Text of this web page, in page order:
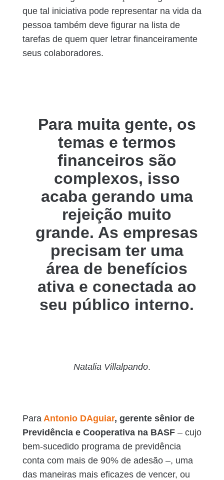
que tal iniciativa pode representar na vida da
pessoa também deve figurar na lista de
tarefas de quem quer letrar financeiramente
seus colaboradores.
Para muita gente, os
temas e termos
financeiros são
complexos, isso
acaba gerando uma
rejeição muito
grande. As empresas
precisam ter uma
área de benefícios
ativa e conectada ao
seu público interno.
Natalia Villalpando.
Para Antonio DAguiar, gerente sênior de
Previdência e Cooperativa na BASF– cujo
bem-sucedido programa de previdência
conta com mais de 90% de adesão –, uma
das maneiras mais eficazes de vencer, ou